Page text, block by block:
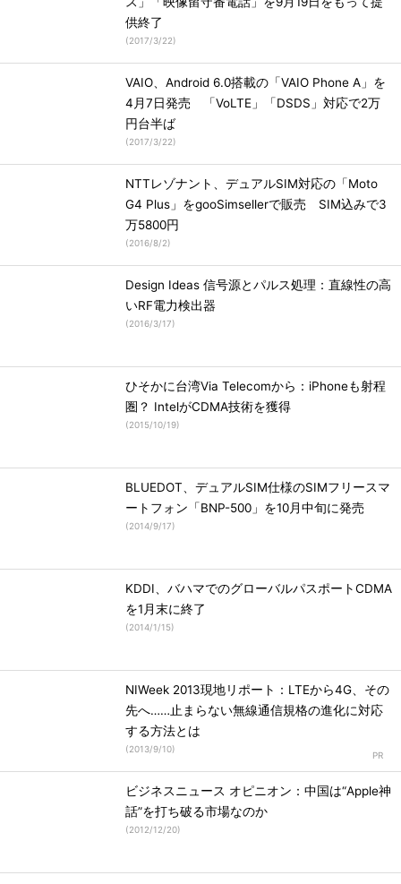
供終了
(2017/3/22)
VAIO、Android 6.0搭載の「VAIO Phone A」を
4月7日発売 「VoLTE」「DSDS」対応で2万
円台半ば
(2017/3/22)
NTTレゾナント、デュアルSIM対応の「Moto
G4 Plus」をgooSimsellerで販売 SIM込みで3
万5800円
(2016/8/2)
Design Ideas 信号源とパルス処理：直線性の高
いRF電力検出器
(2016/3/17)
ひそかに台湾Via Telecomから：iPhoneも射程
圏？ IntelがCDMA技術を獲得
(2015/10/19)
BLUEDOT、デュアルSIM仕様のSIMフリースマ
ートフォン「BNP-500」を10月中旬に発売
(2014/9/17)
KDDI、バハマでのグローバルパスポートCDMA
を1月末に終了
(2014/1/15)
NIWeek 2013現地リポート：LTEから4G、その
先へ……止まらない無線通信規格の進化に対応
する方法とは
(2013/9/10)
ビジネスニュース オピニオン：中国は“Apple神
話”を打ち破る市場なのか
(2012/12/20)